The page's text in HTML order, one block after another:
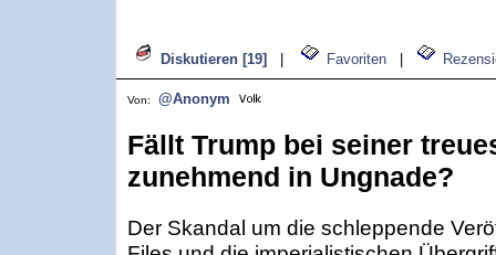
Diskutieren [19] Favoriten
Von: @Anonym
Fällt Trump bei seiner
zunehmend in Ungnade?
Der Skandal um die schleppende